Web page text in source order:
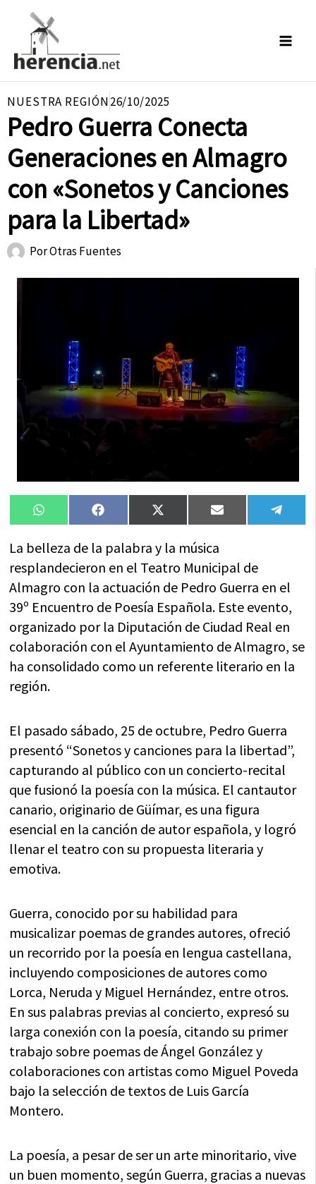
contenido
NUESTRA REGIÓN26/10/2025
Pedro Guerra Conecta
Generaciones en Almagro
con «Sonetos y Canciones
para la Libertad»
PorOtras Fuentes
Compartir
en
WhatsAppCompartir
en
FacebookCompartir
en
X
(Twitter)
Compartir
en
Email
en
La belleza de la palabra y la música
resplandecieron en el Teatro Municipal de
Almagro con la actuación de Pedro Guerra en el
39º Encuentro de Poesía Española. Este evento,
organizado por la Diputación de Ciudad Real en
colaboración con el Ayuntamiento de Almagro, se
ha consolidado como un referente literario en la
región.
El pasado sábado, 25 de octubre, Pedro Guerra
presentó “Sonetos y canciones para la libertad”,
capturando al público con un concierto-recital
que fusionó la poesía con la música. El cantautor
canario, originario de Güímar, es una figura
esencial en la canción de autor española, y logró
llenar el teatro con su propuesta literaria y
emotiva.
Guerra, conocido por su habilidad para
musicalizar poemas de grandes autores, ofreció
un recorrido por la poesía en lengua castellana,
incluyendo composiciones de autores como
Lorca, Neruda y Miguel Hernández, entre otros.
En sus palabras previas al concierto, expresó su
larga conexión con la poesía, citando su primer
trabajo sobre poemas de Ángel González y
colaboraciones con artistas como Miguel Poveda
bajo la selección de textos de Luis García
Montero.
La poesía, a pesar de ser un arte minoritario, vive
un buen momento, según Guerra, gracias a nuevas